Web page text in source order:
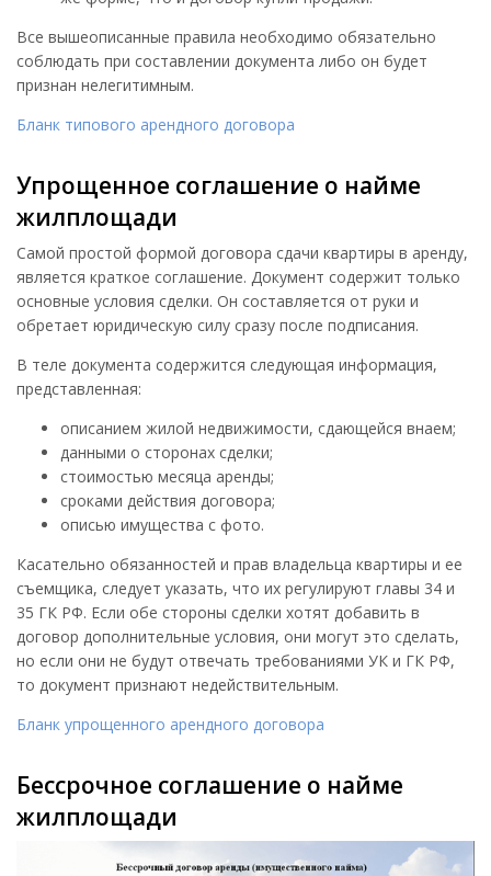
Все вышеописанные правила необходимо обязательно
соблюдать при составлении документа либо он будет
признан нелегитимным.
Бланк типового арендного договора
Упрощенное соглашение о найме
жилплощади
Самой простой формой договора сдачи квартиры в аренду,
является краткое соглашение. Документ содержит только
основные условия сделки. Он составляется от руки и
обретает юридическую силу сразу после подписания.
В теле документа содержится следующая информация,
представленная:
описанием жилой недвижимости, сдающейся внаем;
данными о сторонах сделки;
стоимостью месяца аренды;
сроками действия договора;
описью имущества с фото.
Касательно обязанностей и прав владельца квартиры и ее
съемщика, следует указать, что их регулируют главы 34 и
35 ГК РФ. Если обе стороны сделки хотят добавить в
договор дополнительные условия, они могут это сделать,
но если они не будут отвечать требованиями УК и ГК РФ,
то документ признают недействительным.
Бланк упрощенного арендного договора
Бессрочное соглашение о найме
жилплощади